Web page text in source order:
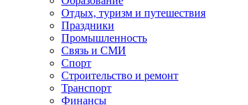
Отдых, туризм и путешествия
Праздники
Промышленность
Связь и СМИ
Спорт
Строительство и ремонт
Транспорт
Финансы